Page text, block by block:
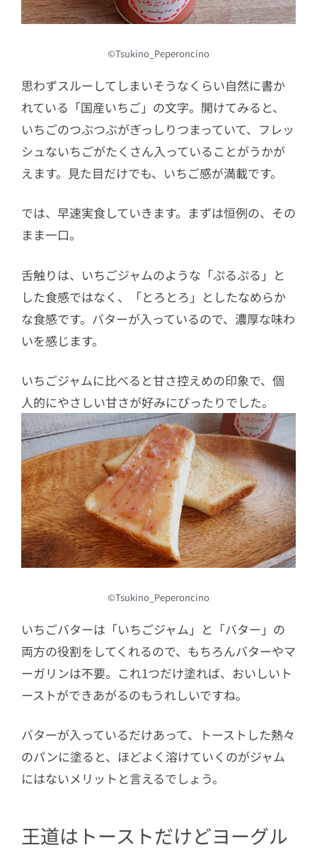
©Tsukino_Peperoncino
思わずスルーしてしまいそうなくらい自然に書か
れている「国産いちご」の文字。開けてみると、
いちごのつぶつぶがぎっしりつまっていて、フレッ
シュないちごがたくさん入っていることがうかが
えます。見た目だけでも、いちご感が満載です。
では、早速実食していきます。まずは恒例の、その
まま一口。
舌触りは、いちごジャムのような「ぷるぷる」と
した食感ではなく、「とろとろ」としたなめらか
な食感です。バターが入っているので、濃厚な味わ
いを感じます。
いちごジャムに比べると甘さ控えめの印象で、個
人的にやさしい甘さが好みにぴったりでした。
©Tsukino_Peperoncino
いちごバターは「いちごジャム」と「バター」の
両方の役割をしてくれるので、もちろんバターやマ
ーガリンは不要。これ1つだけ塗れば、おいしいト
ーストができあがるのもうれしいですね。
バターが入っているだけあって、トーストした熱々
のパンに塗ると、ほどよく溶けていくのがジャム
にはないメリットと言えるでしょう。
王道はトーストだけどヨーグル